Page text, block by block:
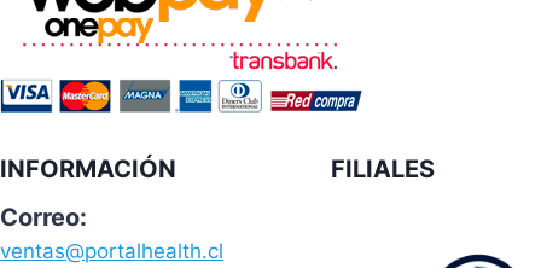
INFORMACIÓN
Correo:
ventas@portalhealth.cl
FILIALES